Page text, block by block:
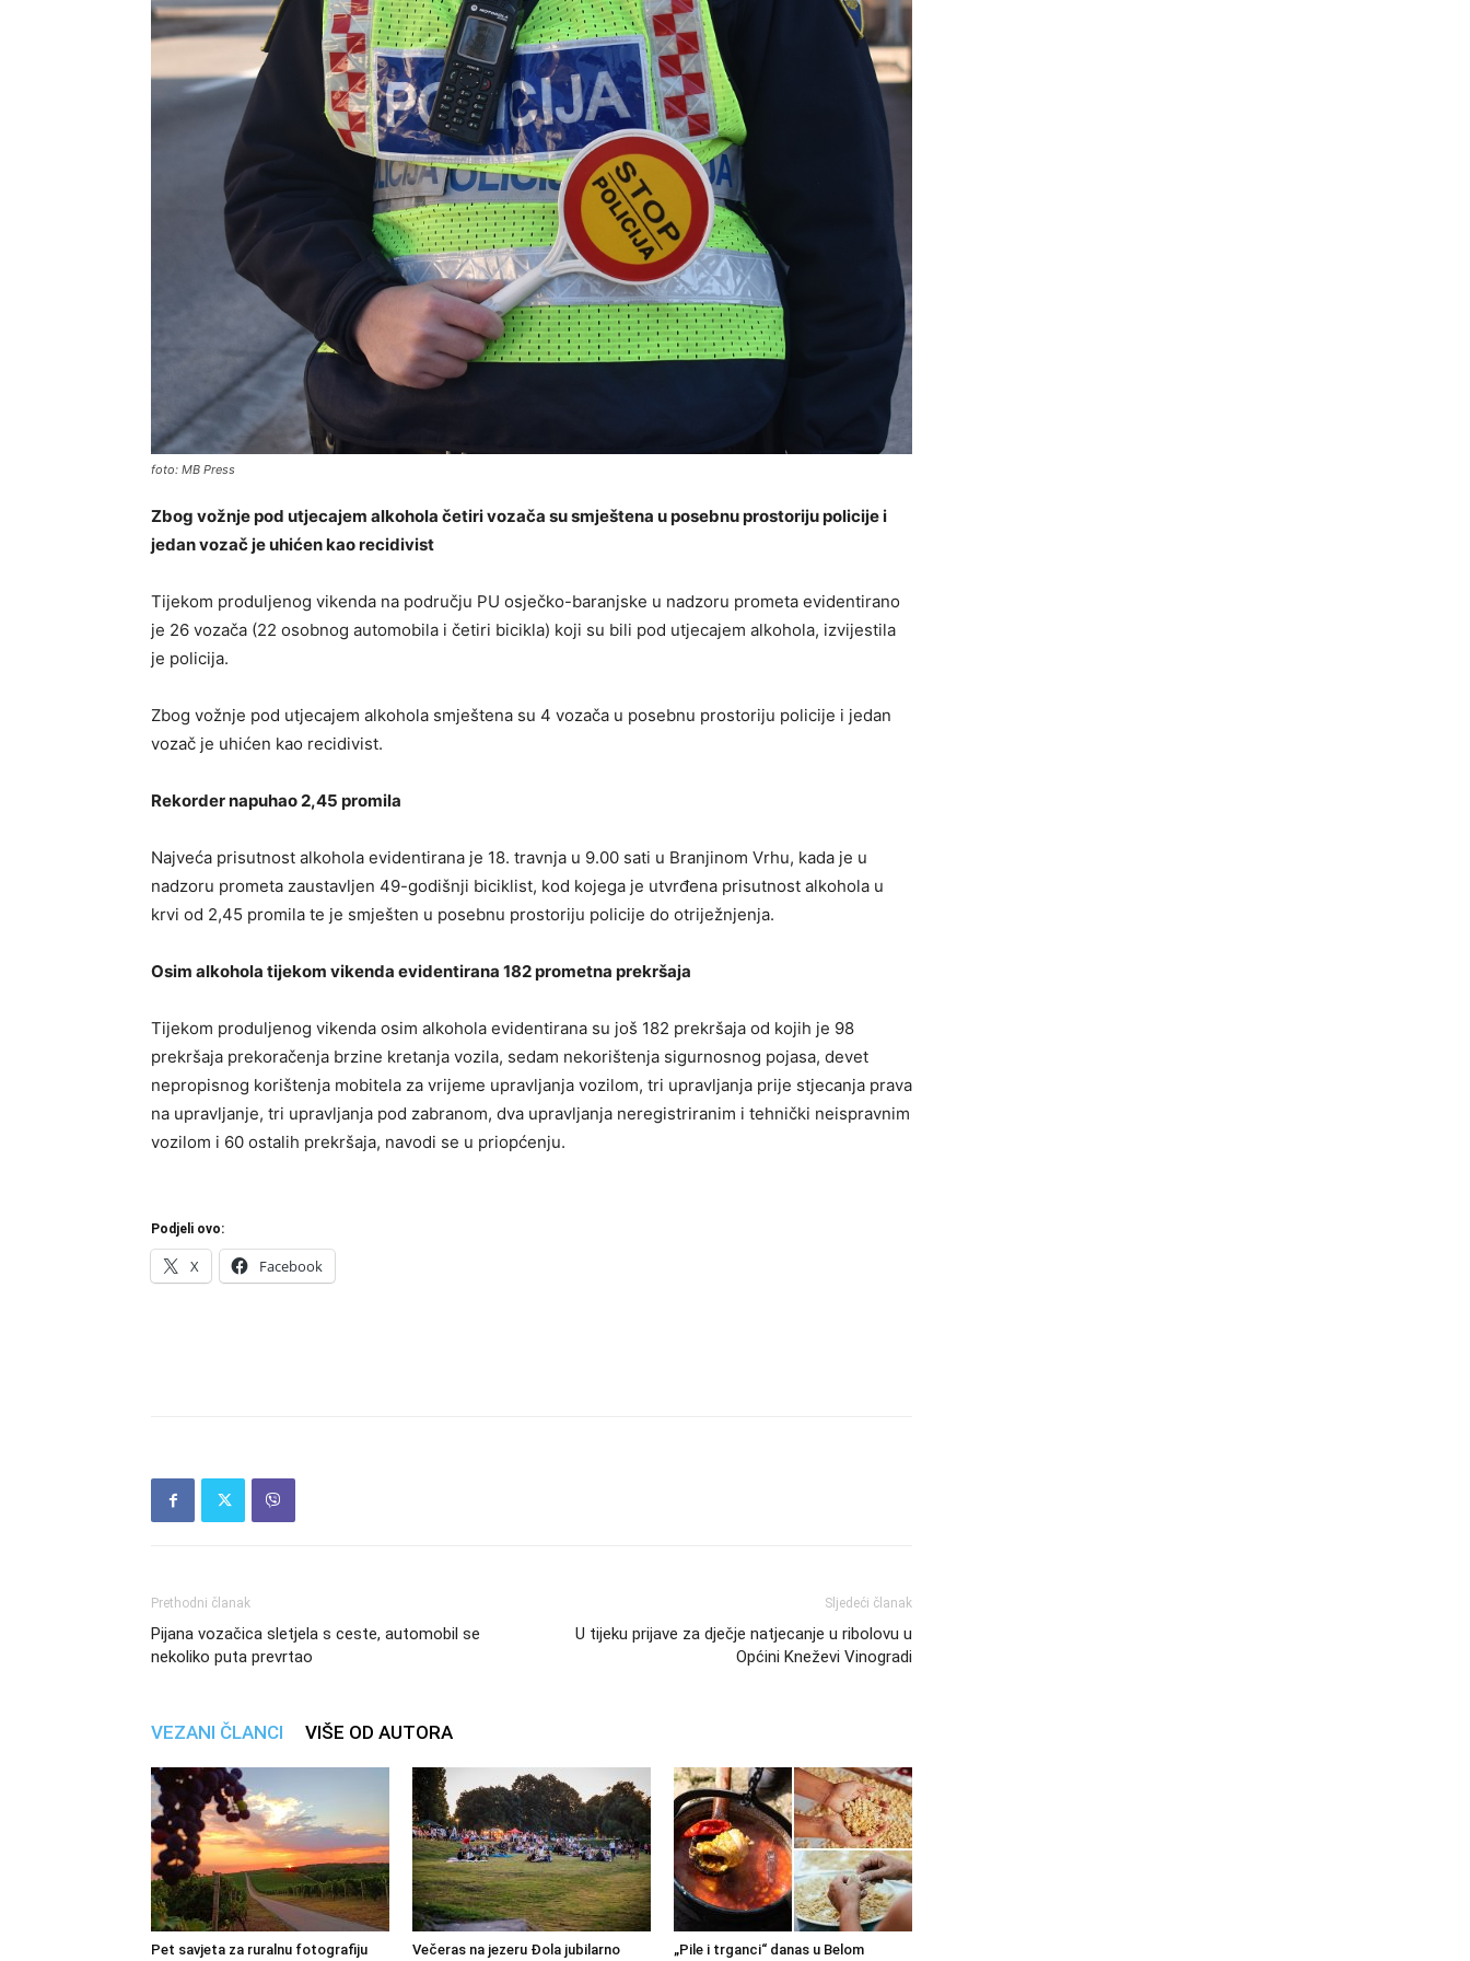
foto: MB Press
Zbog vožnje pod utjecajem alkohola četiri vozača su smještena u posebnu prostoriju policije i
jedan vozač je uhićen kao recidivist
Tijekom produljenog vikenda na području PU osječko-baranjske u nadzoru prometa evidentirano
je 26 vozača (22 osobnog automobila i četiri bicikla) koji su bili pod utjecajem alkohola, izvijestila
je policija.
Zbog vožnje pod utjecajem alkohola smještena su 4 vozača u posebnu prostoriju policije i jedan
vozač je uhićen kao recidivist.
Rekorder napuhao 2,45 promila
Najveća prisutnost alkohola evidentirana je 18. travnja u 9.00 sati u Branjinom Vrhu, kada je u
nadzoru prometa zaustavljen 49-godišnji biciklist, kod kojega je utvrđena prisutnost alkohola u
krvi od 2,45 promila te je smješten u posebnu prostoriju policije do otriježnjenja.
Osim alkohola tijekom vikenda evidentirana 182 prometna prekršaja
Tijekom produljenog vikenda osim alkohola evidentirana su još 182 prekršaja od kojih je 98
prekršaja prekoračenja brzine kretanja vozila, sedam nekorištenja sigurnosnog pojasa, devet
nepropisnog korištenja mobitela za vrijeme upravljanja vozilom, tri upravljanja prije stjecanja prava
na upravljanje, tri upravljanja pod zabranom, dva upravljanja neregistriranim i tehnički neispravnim
vozilom i 60 ostalih prekršaja, navodi se u priopćenju.
Podjeli ovo:
X Facebook
Prethodni članak
Pijana vozačica sletjela s ceste, automobil se
nekoliko puta prevrtao
Sljedeći članak
U tijeku prijave za dječje natjecanje u ribolovu u
Općini Kneževi Vinogradi
VEZANI ČLANCI VIŠE OD AUTORA
Pet savjeta za ruralnu fotografiju Večeras na jezeru Đola jubilarno „Pile i trganci“ danas u Belom